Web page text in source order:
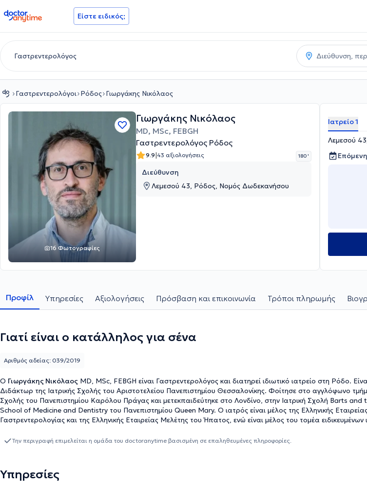
doctoranytime Είστε ειδικός;
Γαστρεντερολόγοι Ρόδος Γιωργάκης Νικόλαος
16 Φωτογραφίες
Γιωργάκης Νικόλαος
MD, MSc, FEBGH
Γαστρεντερολόγος Ρόδος
9.9|43 αξιολογήσεις 180 '
Διεύθυνση
Λεμεσού 43, Ρόδος, Νομός Δωδεκανήσου
Ιατρείο 1
Λεμεσού
Προφίλ Υπηρεσίες Αξιολογήσεις Πρόσβαση και επικοινωνία Τρόποι πληρωμής
Γιατί είναι ο κατάλληλος για σένα
Ο Γιωργάκης Νικόλαος MD, MSc, FEBGH είναι Γαστρεντερολόγος και διατηρεί ιδιωτικό ιατρείο στη Ρόδο.
Διδάκτωρ της Ιατρικής Σχολής του Αριστοτελείου Πανεπιστημίου Θεσσαλονίκης. Φοίτησε στο αγγλόφωνο
Σχολής του Πανεπιστημίου Καρόλου Πράγας και μετεκπαιδεύτηκε στο Λονδίνο, στην Ιατρική Σχολή Barts and
School of Medicine and Dentistry του Πανεπιστημίου Queen Mary. Ο ιατρός είναι μέλος της Ελληνικής
Γαστρεντερολογίας και της Ελληνικής Εταιρείας Μελέτης του Ήπατος, ενώ είναι μέλος του τομέα ειδικευμένων
διάγνωση, παρακολούθηση και αντιμετώπιση νοσημάτων του οισοφάγου, στομάχου, λεπτού και παχέος
και είναι τελευταίας τεχνολογίας.
Αριθμός αδείας: 039/2019
Την περιγραφή επιμελείται η ομάδα του doctoranytime βασισμένη σε επαληθευμένες πληροφορίες.
Υπηρεσίες